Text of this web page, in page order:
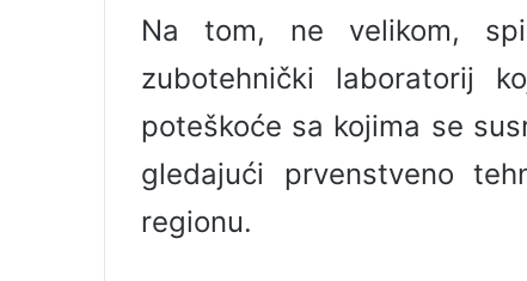
Na tom, ne velikom,
zubotehnički laboratorij
poteškoće sa kojima se
gledajući prvenstveno
regionu.